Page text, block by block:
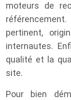
moteurs de
pertinent,
internautes.
qualité et la
site.
Pour bien